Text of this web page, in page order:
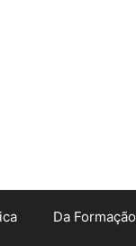
Da Formação